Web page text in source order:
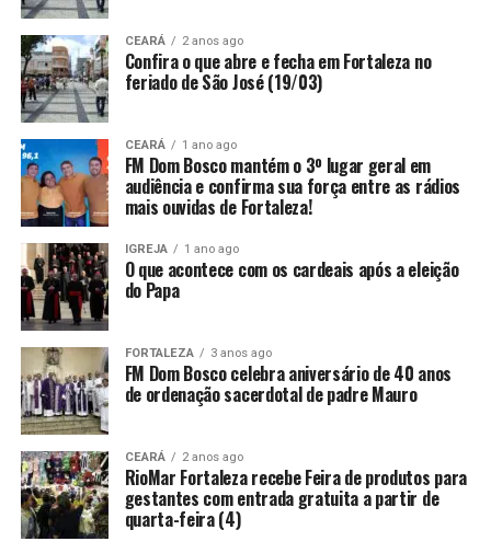
CEARÁ 2 anos ago
Confira o que abre e fecha em Fortaleza no
feriado de São José (19/03)
CEARÁ 1 ano ago
FM Dom Bosco mantém o 3º lugar geral em
audiência e confirma sua força entre as rádios
mais ouvidas de Fortaleza!
IGREJA 1 ano ago
O que acontece com os cardeais após a eleição
do Papa
FORTALEZA 3 anos ago
FM Dom Bosco celebra aniversário de 40 anos
de ordenação sacerdotal de padre Mauro
CEARÁ 2 anos ago
RioMar Fortaleza recebe Feira de produtos para
gestantes com entrada gratuita a partir de
quarta-feira (4)